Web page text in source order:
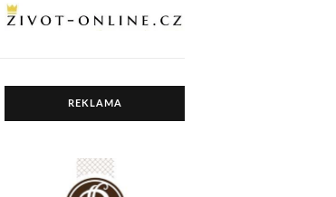
REKLAMA